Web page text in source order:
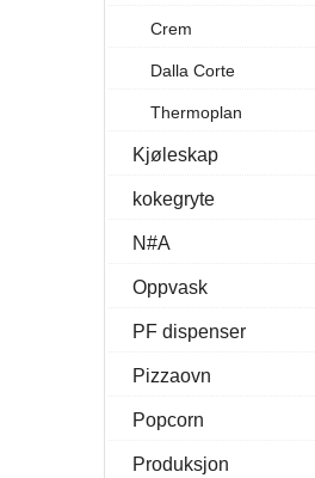
Crem
Dalla Corte
Thermoplan
Kjøleskap
kokegryte
N#A
Oppvask
PF dispenser
Pizzaovn
Popcorn
Produksjon